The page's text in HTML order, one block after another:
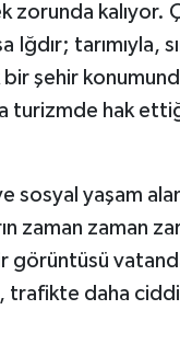
zorunda kalıyor.
tarımıyla,
şehir
turizmde hak
sosyal yaşam
zaman zaman
görüntüsü
trafikte daha